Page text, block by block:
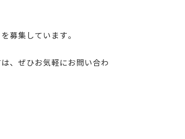
募集しています。
、ぜひお気軽にお問い合わ